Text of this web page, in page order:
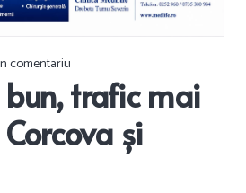
comentariu
trafic mai
și